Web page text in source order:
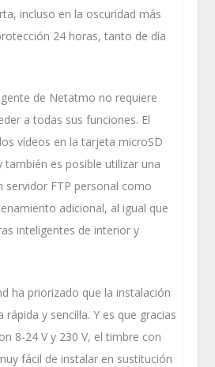
incluso en la oscuridad más
24 horas, tanto de día
de Netatmo no requiere
a todas sus funciones. El
vídeos en la tarjeta microSD
también es posible utilizar una
servidor FTP personal como
adicional, al igual que
inteligentes de interior y
ha priorizado que la instalación
y sencilla. Y es que gracias
8-24 V y 230 V, el timbre con
fácil de instalar en sustitución